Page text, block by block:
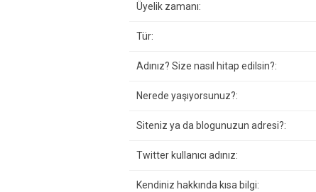
Üyelik zamanı:
Tür:
Adınız? Size nasıl hitap edilsin?:
Nerede yaşıyorsunuz?:
Siteniz ya da blogunuzun adresi?:
Twitter kullanıcı adınız:
Kendiniz hakkında kısa bilgi: